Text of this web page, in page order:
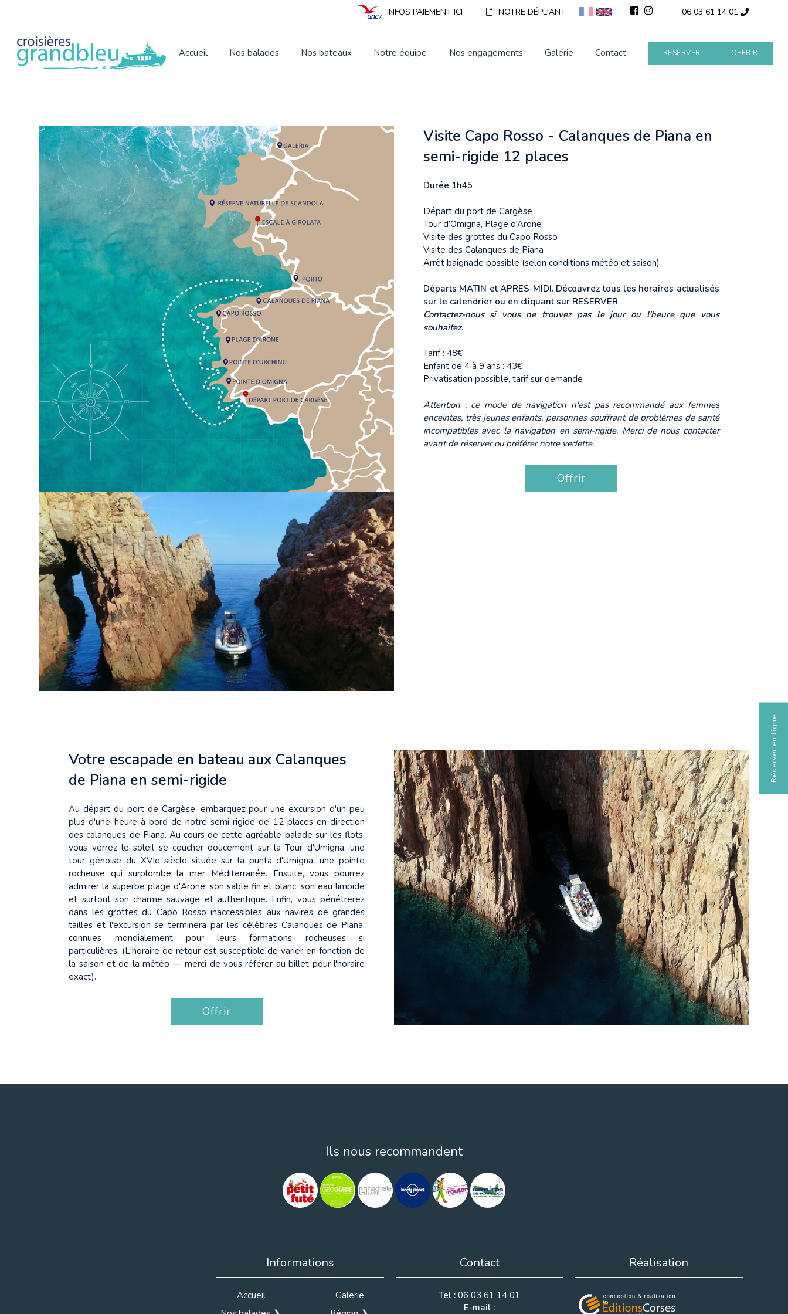
INFOS PAIEMENT ICI NOTRE DÉPLIANT 06 03 61 14 01
Accueil Nos balades Nos bateaux Notre équipe Nos engagements Galerie Contact RESERVER OFFRIR
Réserver en ligne
Visite Capo Rosso - Calanques de Piana en
semi-rigide 12 places
Durée 1h45
Départ du port de Cargèse
Tour d’Omigna, Plage d’Arone
Visite des grottes du Capo Rosso
Visite des Calanques de Piana
Arrêt baignade possible (selon conditions météo et saison)
Départs MATIN et APRES-MIDI. Découvrez tous les horaires actualisés
sur le calendrier ou en cliquant sur RESERVER
Contactez-nous si vous ne trouvez pas le jour ou l'heure que vous
souhaitez.
Tarif : 48€
Enfant de 4 à 9 ans : 43€
Privatisation possible, tarif sur demande
Attention : ce mode de navigation n'est pas recommandé aux femmes
enceintes, très jeunes enfants, personnes souffrant de problèmes de santé
incompatibles avec la navigation en semi-rigide. Merci de nous contacter
avant de réserver ou préférer notre vedette.
Offrir
Votre escapade en bateau aux Calanques
de Piana en semi-rigide
Au départ du port de Cargèse, embarquez pour une excursion d'un peu
plus d'une heure à bord de notre semi-rigide de 12 places en direction
des calanques de Piana. Au cours de cette agréable balade sur les flots,
vous verrez le soleil se coucher doucement sur la Tour d'Umigna, une
tour génoise du XVIe siècle située sur la punta d'Umigna, une pointe
rocheuse qui surplombe la mer Méditerranée. Ensuite, vous pourrez
admirer la superbe plage d'Arone, son sable fin et blanc, son eau limpide
et surtout son charme sauvage et authentique. Enfin, vous pénétrerez
dans les grottes du Capo Rosso inaccessibles aux navires de grandes
tailles et l'excursion se terminera par les célèbres Calanques de Piana,
connues mondialement pour leurs formations rocheuses si
particulières. (L'horaire de retour est susceptible de varier en fonction de
la saison et de la météo — merci de vous référer au billet pour l'horaire
exact).
Offrir
Informations
Accueil
Galerie
Contact
Tel : 06 03 61 14 01
E-mail :
Ils nous recommandent
Réalisation